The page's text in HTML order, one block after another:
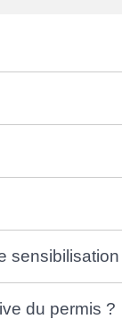
sensibilisation
du permis ?